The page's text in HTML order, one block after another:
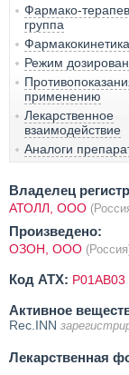
Фармако-
группа
Фармакокинетика
Режим
применению
Лекарственное
взаимодействие
Аналоги
Владелец
АТОЛЛ, ООО
Произведено:
ОЗОН, ООО
Код ATX: P01AB03
Активное
Rec.INN
Лекарственная